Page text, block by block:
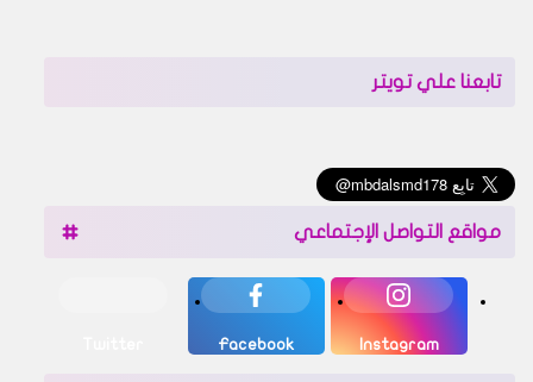
تابعنا علي تويتر
مواقع التواصل الإجتماعي
Instagram
Facebook